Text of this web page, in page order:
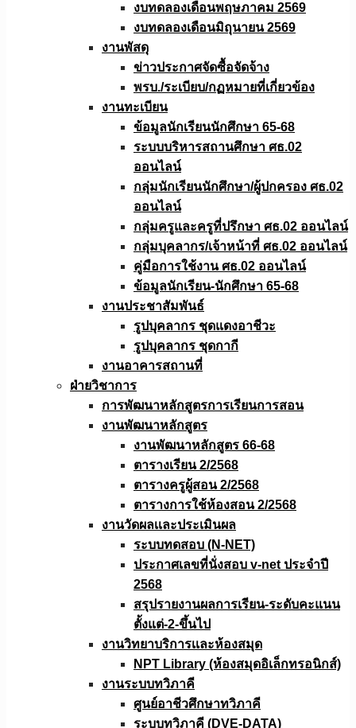
งบทดลองเดือนพฤษภาคม 2569
งบทดลองเดือนมิถุนายน 2569
งานพัสดุ
ข่าวประกาศจัดซื้อจัดจ้าง
พรบ./ระเบียบ/กฏหมายที่เกี่ยวข้อง
งานทะเบียน
ข้อมูลนักเรียนนักศึกษา 65-68
ระบบบริหารสถานศึกษา ศธ.02
ออนไลน์
กลุ่มนักเรียนนักศึกษา/ผู้ปกครอง ศธ.02
ออนไลน์
กลุ่มครูและครูที่ปรึกษา ศธ.02 ออนไลน์
กลุ่มบุคลากร/เจ้าหน้าที่ ศธ.02 ออนไลน์
คู่มือการใช้งาน ศธ.02 ออนไลน์
ข้อมูลนักเรียน-นักศึกษา 65-68
งานประชาสัมพันธ์
รูปบุคลากร ชุดแดงอาชีวะ
รูปบุคลากร ชุดกากี
งานอาคารสถานที่
ฝ่ายวิชาการ
การพัฒนาหลักสูตรการเรียนการสอน
งานพัฒนาหลักสูตร
งานพัฒนาหลักสูตร 66-68
ตารางเรียน 2/2568
ตารางครูผู้สอน 2/2568
ตารางการใช้ห้องสอน 2/2568
งานวัดผลเเละประเมินผล
ระบบทดสอบ (N-NET)
ประกาศเลขที่นั่งสอบ v-net ประจำปี
2568
สรุปรายงานผลการเรียน-ระดับคะแนน
ตั้งแต่-2-ขึ้นไป
งานวิทยาบริการเเละห้องสมุด
NPT Library (ห้องสมุดอิเล็กทรอนิกส์)
งานระบบทวิภาคี
ศูนย์อาชีวศึกษาทวิภาคี
ระบบทวิภาคี (DVE-DATA)